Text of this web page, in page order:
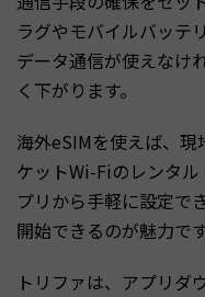
ラグやモバイルバッテ
データ通信が使えなけ
く下がります。
海外eSIMを使えば、
ケットWi-Fiのレンタ
プリから手軽に設定で
開始できるのが魅力です
トリファは、アプリダ